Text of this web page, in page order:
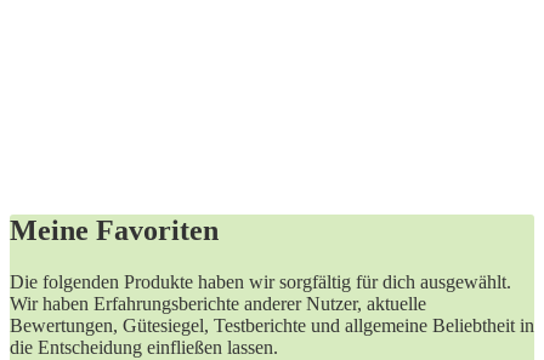
Meine Favoriten
Die folgenden Produkte haben wir sorgfältig für dich ausgewählt.
Wir haben Erfahrungsberichte anderer Nutzer, aktuelle
Bewertungen, Gütesiegel, Testberichte und allgemeine Beliebtheit in
die Entscheidung einfließen lassen.